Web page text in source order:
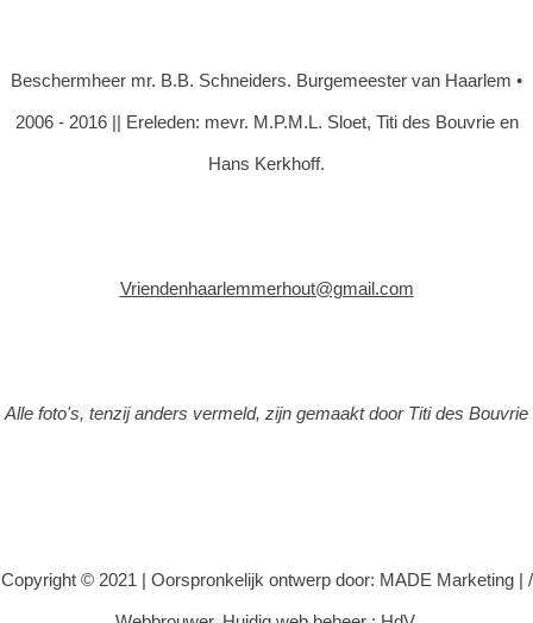
Beschermheer mr. B.B. Schneiders. Burgemeester van Haarlem •
2006 - 2016 || Ereleden: mevr. M.P.M.L. Sloet, Titi des Bouvrie en
Hans Kerkhoff.
Vriendenhaarlemmerhout@gmail.com
Alle foto's, tenzij anders vermeld, zijn gemaakt door Titi des Bouvrie
Copyright © 2021 | Oorspronkelijk ontwerp door: MADE Marketing| /